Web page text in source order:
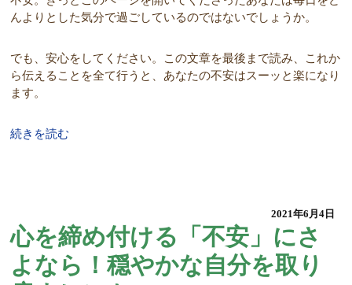
んよりとした気分で過ごしているのではないでしょうか。
でも、安心をしてください。この文章を最後まで読み、これか
ら伝えることを全て行うと、あなたの不安はスーッと楽になり
ます。
続きを読む
2021年6月4日
心を締め付ける「不安」にさ
よなら！穏やかな自分を取り